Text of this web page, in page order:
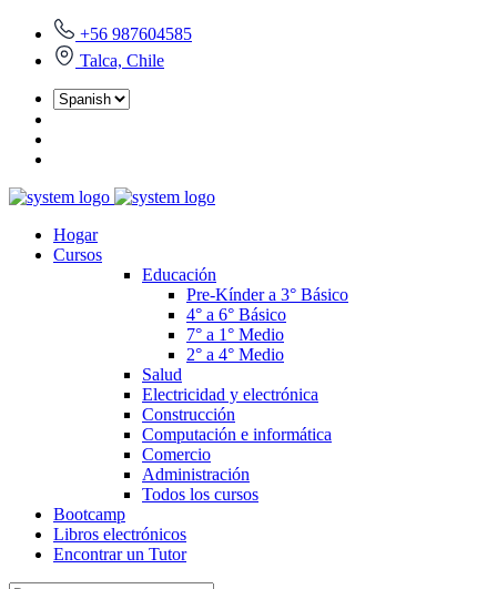
+56 987604585
Talca, Chile
Hogar
Cursos
Educación
Pre-Kínder a 3° Básico
4° a 6° Básico
7° a 1° Medio
2° a 4° Medio
Salud
Electricidad y electrónica
Construcción
Computación e informática
Comercio
Administración
Todos los cursos
Bootcamp
Libros electrónicos
Encontrar un Tutor